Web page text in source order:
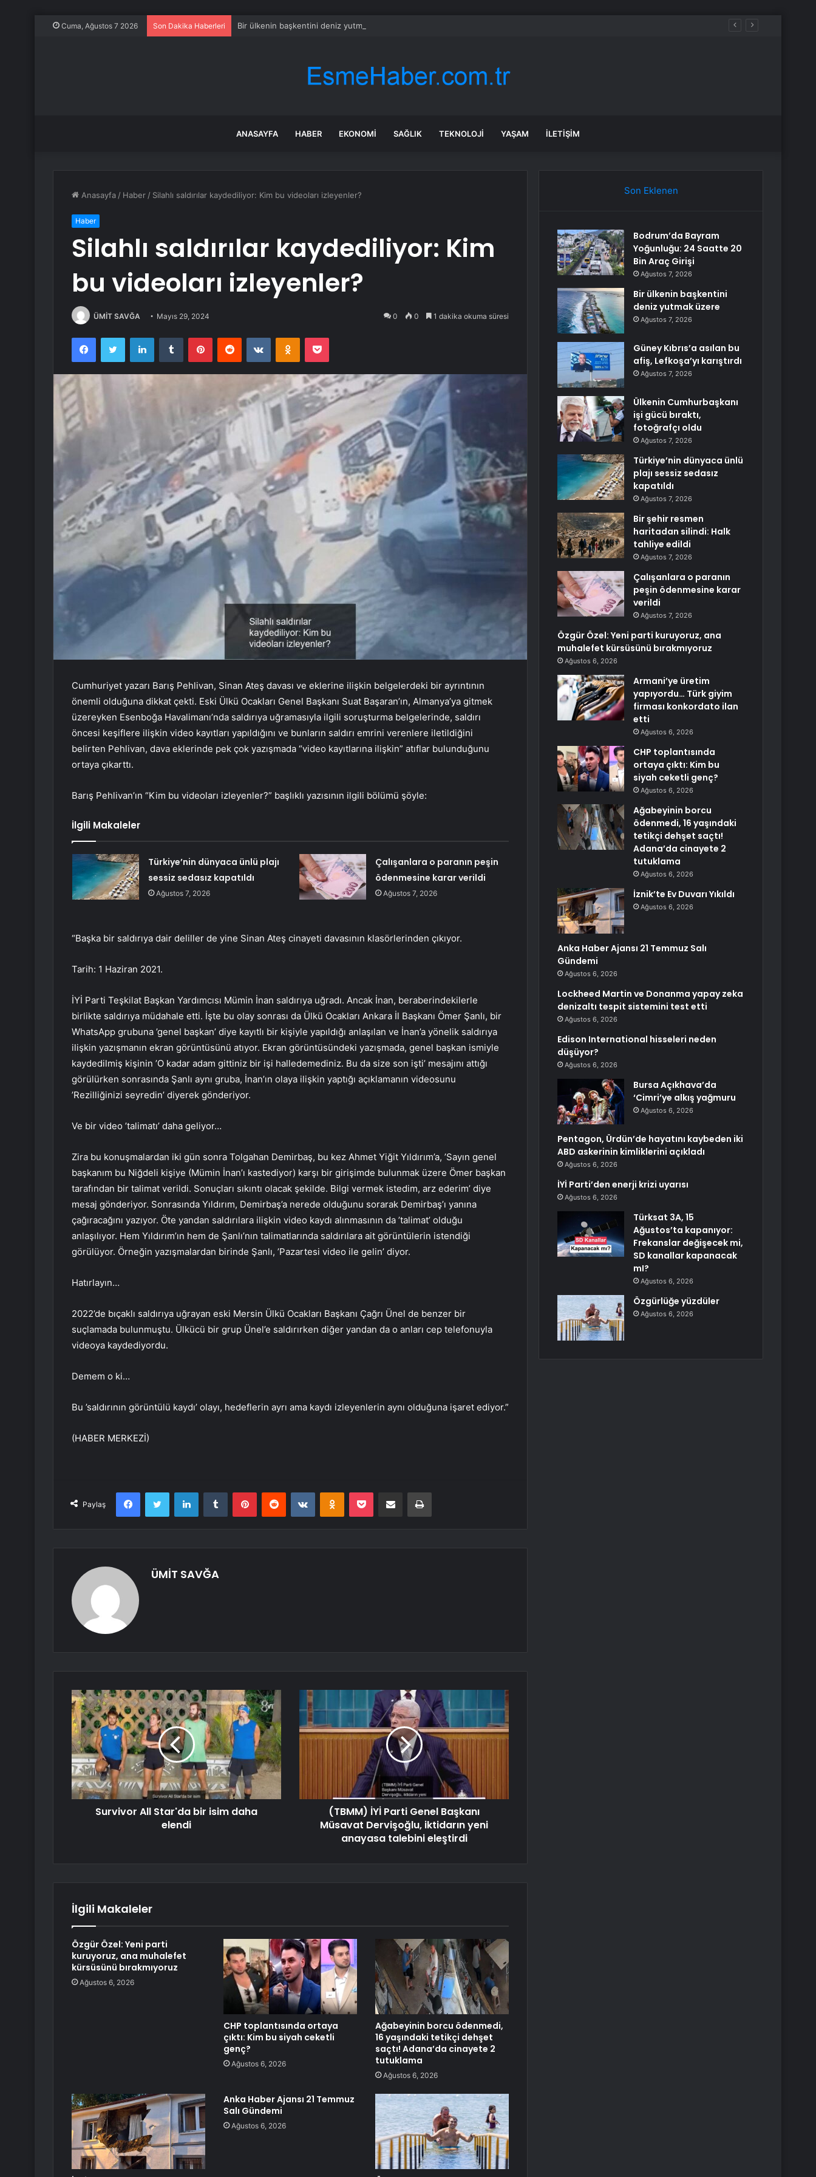
Cuma, Ağustos 7 2026 Son Dakika Haberleri Bir ülkenin başkentini deniz yutmak üzere
ANASAYFA HABER EKONOMI SAĞLIK TEKNOLOJI YAŞAM İLETIŞIM
Anasayfa / Haber / Silahlı saldırılar kaydediliyor: Kim bu videoları izleyenler?
Haber
Silahlı saldırılar kaydediliyor: Kim
bu videoları izleyenler?
ÜMİT SAVĞA Mayıs 29, 2024 0 0 1 dakika okuma süresi
FacebookTwitter LinkedInTumblr PinterestReddit VKontakteOdnoklassniki
Pocket
Cumhuriyet yazarı Barış Pehlivan, Sinan Ateş davası ve eklerine ilişkin belgelerdeki bir ayrıntının
önemli olduğuna dikkat çekti. Eski Ülkü Ocakları Genel Başkanı Suat Başaran’ın, Almanya’ya gitmek
üzereyken Esenboğa Havalimanı’nda saldırıya uğramasıyla ilgili soruşturma belgelerinde, saldırı
öncesi keşiflere ilişkin video kayıtları yapıldığını ve bunların saldırı emrini verenlere iletildiğini
belirten Pehlivan, dava eklerinde pek çok yazışmada “video kayıtlarına ilişkin” atıflar bulunduğunu
ortaya çıkarttı.
Barış Pehlivan’ın “Kim bu videoları izleyenler?” başlıklı yazısının ilgili bölümü şöyle:
İlgili Makaleler
Türkiye’nin dünyaca ünlü plajı
sessiz sedasız kapatıldı
Ağustos 7, 2026
Çalışanlara o paranın peşin
ödenmesine karar verildi
Ağustos 7, 2026
“Başka bir saldırıya dair deliller de yine Sinan Ateş cinayeti davasının klasörlerinden çıkıyor.
Tarih: 1 Haziran 2021.
İYİ Parti Teşkilat Başkan Yardımcısı Mümin İnan saldırıya uğradı. Ancak İnan, beraberindekilerle
birlikte saldırıya müdahale etti. İşte bu olay sonrası da Ülkü Ocakları Ankara İl Başkanı Ömer Şanlı, bir
WhatsApp grubuna ’genel başkan’ diye kayıtlı bir kişiyle yapıldığı anlaşılan ve İnan’a yönelik saldırıya
ilişkin yazışmanın ekran görüntüsünü atıyor. Ekran görüntüsündeki yazışmada, genel başkan ismiyle
kaydedilmiş kişinin ’O kadar adam gittiniz bir işi halledemediniz. Bu da size son işti’ mesajını attığı
görülürken sonrasında Şanlı aynı gruba, İnan’ın olaya ilişkin yaptığı açıklamanın videosunu
’Rezilliğinizi seyredin’ diyerek gönderiyor.
Ve bir video ’talimatı’ daha geliyor…
Zira bu konuşmalardan iki gün sonra Tolgahan Demirbaş, bu kez Ahmet Yiğit Yıldırım’a, ’Sayın genel
başkanım bu Niğdeli kişiye (Mümin İnan’ı kastediyor) karşı bir girişimde bulunmak üzere Ömer başkan
tarafından bir talimat verildi. Sonuçları sıkıntı olacak şekilde. Bilgi vermek istedim, arz ederim’ diye
mesaj gönderiyor. Sonrasında Yıldırım, Demirbaş’a nerede olduğunu sorarak Demirbaş’ı yanına
çağıracağını yazıyor. Öte yandan saldırılara ilişkin video kaydı alınmasının da ’talimat’ olduğu
anlaşılıyor. Hem Yıldırım’ın hem de Şanlı’nın talimatlarında saldırılara ait görüntülerin istendiği
görülüyor. Örneğin yazışmalardan birinde Şanlı, ’Pazartesi video ile gelin’ diyor.
Hatırlayın…
2022’de bıçaklı saldırıya uğrayan eski Mersin Ülkü Ocakları Başkanı Çağrı Ünel de benzer bir
suçlamada bulunmuştu. Ülkücü bir grup Ünel’e saldırırken diğer yandan da o anları cep telefonuyla
videoya kaydediyordu.
Demem o ki…
Bu ’saldırının görüntülü kaydı’ olayı, hedeflerin ayrı ama kaydı izleyenlerin aynı olduğuna işaret ediyor.”
(HABER MERKEZİ)
Paylaş
FacebookTwitter LinkedInTumblr PinterestReddit VKontakteOdnoklassniki
Pocket E-Posta ile paylaş Yazdır
ÜMİT SAVĞA
Survivor All Star'da bir isim daha
elendi
(TBMM) İYİ Parti Genel Başkanı
Müsavat Dervişoğlu, iktidarın yeni
anayasa talebini eleştirdi
İlgili Makaleler
Özgür Özel: Yeni parti
kuruyoruz, ana muhalefet
kürsüsünü bırakmıyoruz
Ağustos 6, 2026
CHP toplantısında ortaya
çıktı: Kim bu siyah ceketli
genç?
Ağustos 6, 2026
Ağabeyinin borcu ödenmedi,
16 yaşındaki tetikçi dehşet
saçtı! Adana’da cinayete 2
tutuklama
Ağustos 6, 2026
Anka Haber Ajansı 21 Temmuz
Salı Gündemi
Ağustos 6, 2026
Son Eklenen
Bodrum’da Bayram
Yoğunluğu: 24 Saatte 20
Bin Araç Girişi
Ağustos 7, 2026
Bir ülkenin başkentini
deniz yutmak üzere
Ağustos 7, 2026
Güney Kıbrıs’a asılan bu
afiş, Lefkoşa’yı karıştırdı
Ağustos 7, 2026
Ülkenin Cumhurbaşkanı
işi gücü bıraktı,
fotoğrafçı oldu
Ağustos 7, 2026
Türkiye’nin dünyaca ünlü
plajı sessiz sedasız
kapatıldı
Ağustos 7, 2026
Bir şehir resmen
haritadan silindi: Halk
tahliye edildi
Ağustos 7, 2026
Çalışanlara o paranın
peşin ödenmesine karar
verildi
Ağustos 7, 2026
Özgür Özel: Yeni parti kuruyoruz, ana
muhalefet kürsüsünü bırakmıyoruz
Ağustos 6, 2026
Armani’ye üretim
yapıyordu… Türk giyim
firması konkordato ilan
etti
Ağustos 6, 2026
CHP toplantısında
ortaya çıktı: Kim bu
siyah ceketli genç?
Ağustos 6, 2026
Ağabeyinin borcu
ödenmedi, 16 yaşındaki
tetikçi dehşet saçtı!
Adana’da cinayete 2
tutuklama
Ağustos 6, 2026
İznik’te Ev Duvarı Yıkıldı
Ağustos 6, 2026
Anka Haber Ajansı 21 Temmuz Salı
Gündemi
Ağustos 6, 2026
Lockheed Martin ve Donanma yapay zeka
denizaltı tespit sistemini test etti
Ağustos 6, 2026
Edison International hisseleri neden
düşüyor?
Ağustos 6, 2026
Bursa Açıkhava’da
‘Cimri’ye alkış yağmuru
Ağustos 6, 2026
Pentagon, Ürdün’de hayatını kaybeden iki
ABD askerinin kimliklerini açıkladı
Ağustos 6, 2026
İYİ Parti’den enerji krizi uyarısı
Ağustos 6, 2026
Türksat 3A, 15
Ağustos’ta kapanıyor:
Frekanslar değişecek mi,
SD kanallar kapanacak
mI?
Ağustos 6, 2026
Özgürlüğe yüzdüler
Ağustos 6, 2026